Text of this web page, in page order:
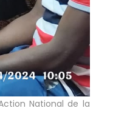
National de la